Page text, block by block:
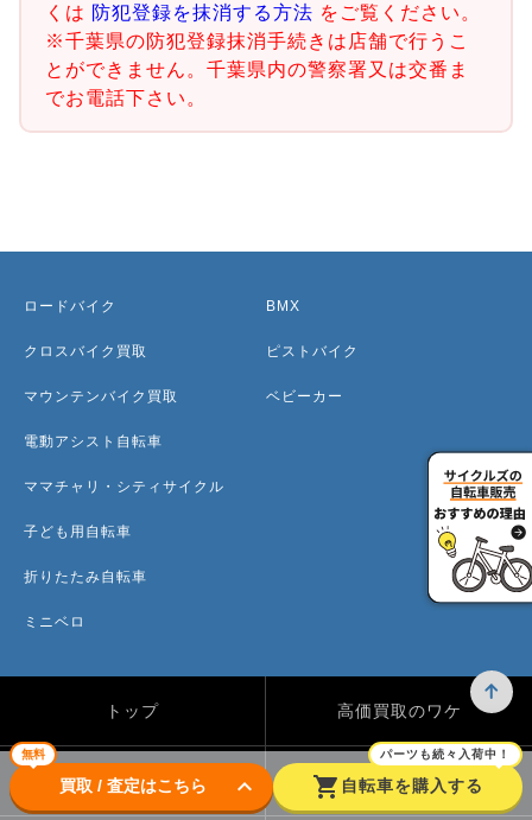
くは 防犯登録を抹消する方法 をご覧ください。
※千葉県の防犯登録抹消手続きは店舗で行うこ
とができません。千葉県内の警察署又は交番ま
でお電話下さい。
無料
買取 / 査定はこちら keyboard_arrow_down shopping_cart
パーツも続々入荷中！
自転車を購入する
ロードバイク
クロスバイク買取
マウンテンバイク買取
電動アシスト自転車
ママチャリ・シティサイクル
子ども用自転車
折りたたみ自転車
ミニベロ
BMX
ピストバイク
ベビーカー
トップ 高価買取のワケ
買取方法 買取カテゴリー